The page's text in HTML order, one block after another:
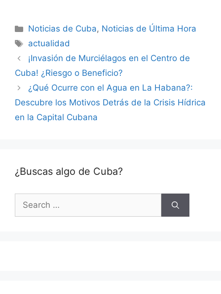
Categories
Noticias de Cuba, Noticias de Última Hora
Tags
actualidad
¡Invasión de Murciélagos en el Centro de
Cuba! ¿Riesgo o Beneficio?
¿Qué Ocurre con el Agua en La Habana?:
Descubre los Motivos Detrás de la Crisis Hídrica
en la Capital Cubana
¿Buscas algo de Cuba?
Search
for: